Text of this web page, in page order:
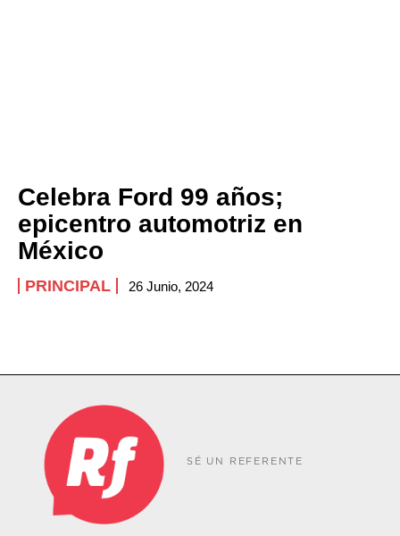
Celebra Ford 99 años;
epicentro automotriz en
México
PRINCIPAL 26 Junio, 2024
SÉ UN REFERENTE